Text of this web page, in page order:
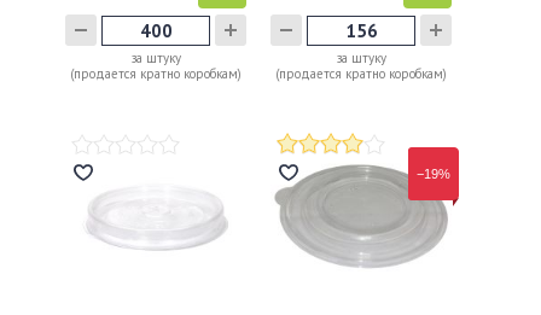
за штуку
(продается кратно коробкам)
за штуку
(продается кратно коробкам)
−19%